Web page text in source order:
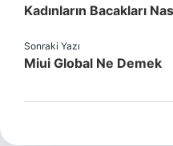
Kadınların Bacakları
Sonraki Yazı
Miui Global Ne Demek